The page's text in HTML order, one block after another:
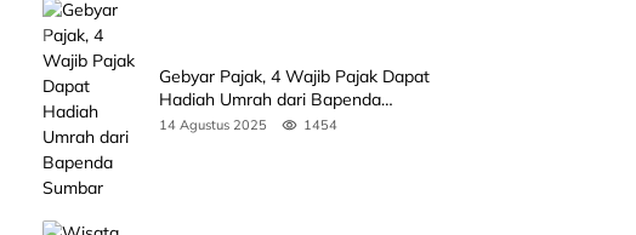
Gebyar Pajak, 4 Wajib Pajak Dapat
Hadiah Umrah dari Bapenda
Sumbar
14 Agustus 2025 1454